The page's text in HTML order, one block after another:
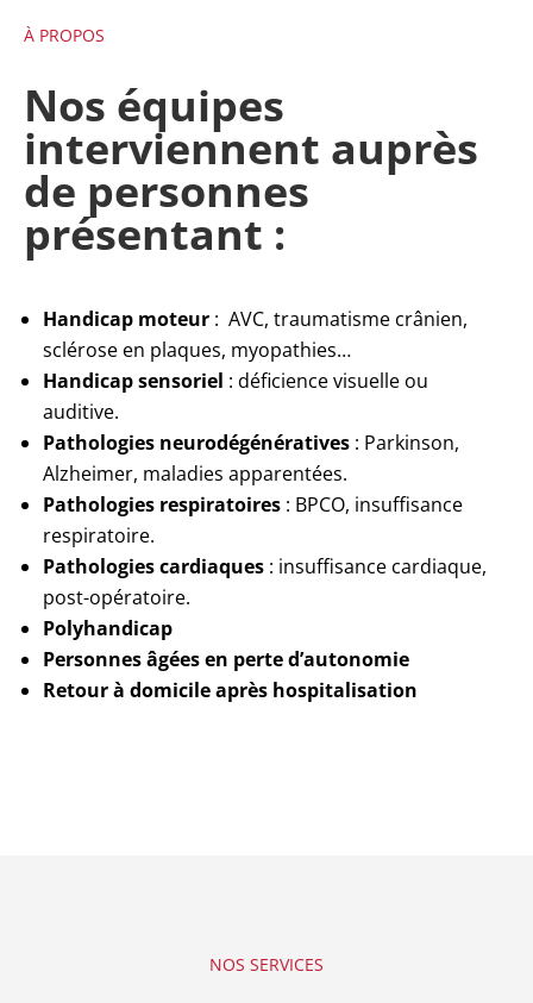
À PROPOS
Nos équipes
interviennent auprès
de personnes
présentant :
Handicap moteur : AVC, traumatisme crânien,
sclérose en plaques, myopathies…
Handicap sensoriel : déficience visuelle ou
auditive.
Pathologies neurodégénératives : Parkinson,
Alzheimer, maladies apparentées.
Pathologies respiratoires : BPCO, insuffisance
respiratoire.
Pathologies cardiaques : insuffisance cardiaque,
post-opératoire.
Polyhandicap
Personnes âgées en perte d’autonomie
Retour à domicile après hospitalisation
NOS SERVICES